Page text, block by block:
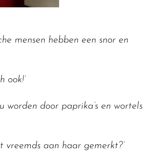
mensen hebben een snor en
ook!’
door paprika’s en wortels
aan haar gemerkt?’